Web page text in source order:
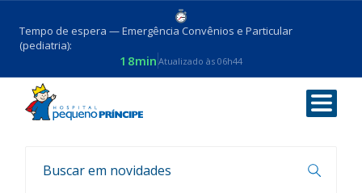
Tempo de espera — Emergência Convênios e Particular
(pediatria):
18min Atualizado às 06h44
Voltar
Parcerias